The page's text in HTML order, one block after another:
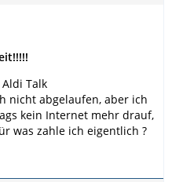
Talk
nicht abgelaufen, aber ich
kein Internet mehr drauf,
was zahle ich eigentlich ?